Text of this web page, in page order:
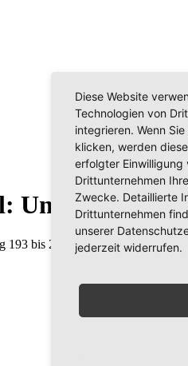
Unimog S 404
bis 208.
Diese Website
Technologien von
integrieren. Wenn
klicken, werden
erfolgter
Drittunternehmen
Zwecke. Detaillierte
Drittunternehmen
unserer
jederzeit widerrufen.